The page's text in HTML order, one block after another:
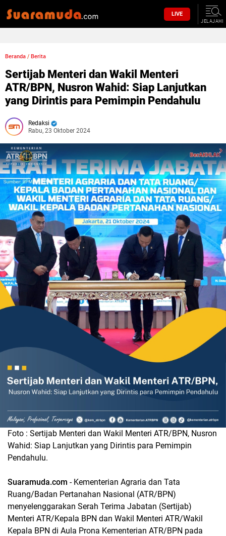
LIVE
JELAJAHI
Beranda / Berita
Sertijab Menteri dan Wakil Menteri
ATR/BPN, Nusron Wahid: Siap Lanjutkan
yang Dirintis para Pemimpin Pendahulu
Redaksi
Rabu, 23 Oktober 2024
Foto : Sertijab Menteri dan Wakil Menteri ATR/BPN, Nusron
Wahid: Siap Lanjutkan yang Dirintis para Pemimpin
Pendahulu.
Suaramuda.com - Kementerian Agraria dan Tata
Ruang/Badan Pertanahan Nasional (ATR/BPN)
menyelenggarakan Serah Terima Jabatan (Sertijab)
Menteri ATR/Kepala BPN dan Wakil Menteri ATR/Wakil
Kepala BPN di Aula Prona Kementerian ATR/BPN pada